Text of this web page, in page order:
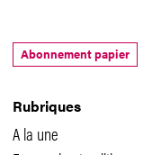
Rubriques
A la une
Abonnement papier